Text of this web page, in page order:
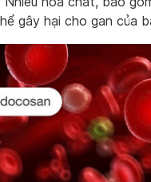
gây hại cho gan của